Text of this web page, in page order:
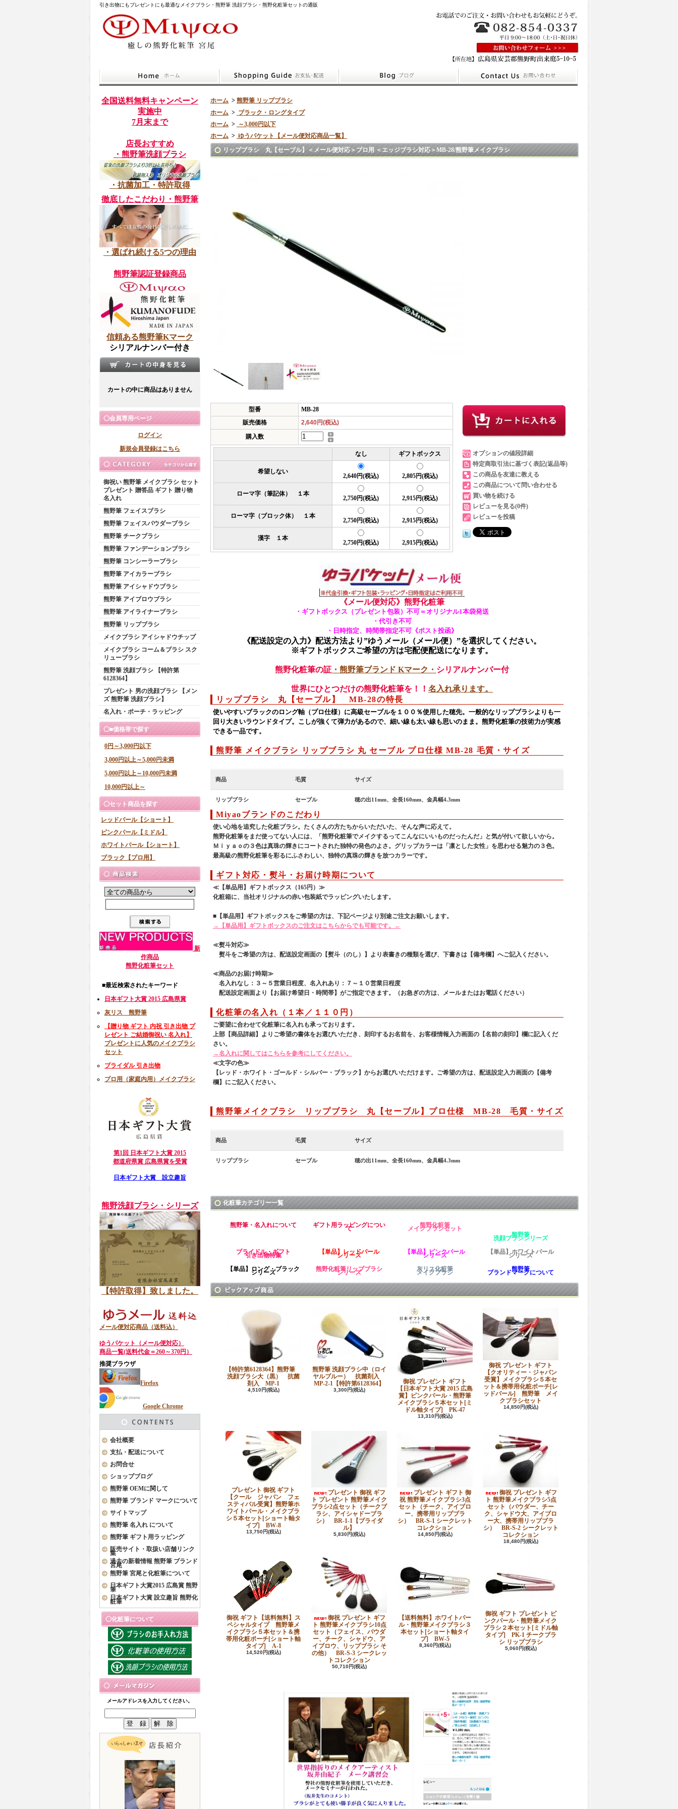
引き出物にもプレゼントにも最適なメイクブラシ・熊野筆 洗顔ブラシ・熊野化粧筆セットの通販
全国送料無料キャンペーン
実施中
7月末まで
店長おすすめ
・熊野筆洗顔ブラシ
・抗菌加工・特許取得
徹底したこだわり・熊野筆
・選ばれ続ける5つの理由
熊野筆認証登録商品
信頼ある熊野筆Kマーク
シリアルナンバー付き
カートの中に商品はありません
会員専用ページ
ログイン
新規会員登録はこちら
御祝い 熊野筆 メイクブラシ セット
プレゼント 贈答品 ギフト 贈り物
名入れ
熊野筆 フェイスブラシ
熊野筆 フェイスパウダーブラシ
熊野筆 チークブラシ
熊野筆 ファンデーションブラシ
熊野筆 コンシーラーブラシ
熊野筆 アイカラーブラシ
熊野筆 アイシャドウブラシ
熊野筆 アイブロウブラシ
熊野筆 アイライナーブラシ
熊野筆 リップブラシ
メイクブラシ アイシャドウチップ
メイクブラシ コーム＆ブラシ スク
リューブラシ
熊野筆 洗顔ブラシ 【特許第
6128364】
プレゼント 男の洗顔ブラシ 【メン
ズ 熊野筆 洗顔ブラシ】
名入れ・ポーチ・ラッピング
■価格帯で探す
0円～3,000円以下
3,000円以上～5,000円未満
5,000円以上～10,000円未満
10,000円以上～
セット商品を探す
レッドパール【ショート】
ピンクパール【ミドル】
ホワイトパール【ショート】
ブラック【プロ用】
新
作商品
熊野化粧筆セット
■最近検索されたキーワード
日本ギフト大賞 2015 広島県賞
灰リス 熊野筆
【贈り物 ギフト 内祝 引き出物 プ
レゼント ご結婚御祝い 名入れ】
プレゼントに人気のメイクブラシ
セット
ブライダル 引き出物
プロ用（家庭内用）メイクブラシ
第1回 日本ギフト大賞 2015
都道府県賞 広島県賞を受賞
日本ギフト大賞 設立趣旨
熊野洗顔ブラシ・シリーズ
【特許取得】致しました。
メール便対応商品（送料込）
ゆうパケット（メール便対応）
商品一覧(送料代金＝260～370円）
推奨ブラウザ
Firefox
Google Chrome
会社概要
支払・配送について
お問合せ
ショップブログ
熊野筆 OEMに関して
熊野筆 ブランド マークについて
サイトマップ
熊野筆 名入れ について
熊野筆 ギフト用ラッピング
販売サイト・取扱い店舗リンク
集
過去の新着情報 熊野筆 ブランド
宮尾
熊野筆 宮尾と化粧筆について
日本ギフト大賞2015 広島賞 熊野
筆
日本ギフト大賞 設立趣旨 熊野化
粧筆
化粧筆について
メールアドレスを入力してください。
ホーム > 熊野筆 リップブラシ
ホーム > ブラック・ロングタイプ
ホーム > ～3,000円以下
ホーム > ゆうパケット【メール便対応商品一覧】
リップブラシ 丸【セーブル】＜メール便対応＞プロ用 ＜エッジブラシ対応＞MB-28/熊野筆メイクブラシ
型番
MB-28
販売価格
2,640円(税込)
購入数
なし ギフトボックス
希望しない
2,640円(税込) 2,805円(税込)
ローマ字（筆記体） １本
2,750円(税込) 2,915円(税込)
ローマ字（ブロック体） １本
2,750円(税込) 2,915円(税込)
漢字 １本
2,750円(税込) 2,915円(税込)
オプションの値段詳細
特定商取引法に基づく表記(返品等)
この商品を友達に教える
この商品について問い合わせる
買い物を続ける
レビューを見る(0件)
レビューを投稿
《メール便対応》熊野化粧筆
・ギフトボックス（プレゼント包装）不可＝オリジナル1本袋発送
・代引き不可
・日時指定、時間帯指定不可《ポスト投函》
《配送設定の入力》配送方法より”ゆうメール（メール便）”を選択してください。
※ギフトボックスご希望の方は宅配便配送になります。
熊野化粧筆の証 ・熊野筆ブランド Kマーク・ シリアルナンバー付
世界にひとつだけの熊野化粧筆を！！ 名入れ承ります。
リップブラシ 丸【セーブル】 MB-28の特長
使いやすいブラックのロング軸（プロ仕様）に高級セーブルを１００％使用した穂先。一般的なリップブラシよりも一
回り大きいラウンドタイプ。こしが強くて弾力があるので、細い線も太い線も思いのまま。熊野化粧筆の技術力が実感
できる一品です。
熊野筆 メイクブラシ リップブラシ 丸 セーブル プロ仕様 MB-28 毛質・サイズ
商品 毛質 サイズ
リップブラシ セーブル 穂の出11mm、全長160mm、金具幅4.3mm
Miyaoブランドのこだわり
使い心地を追究した化粧ブラシ。たくさんの方たちからいただいた、そんな声に応えて。
熊野化粧筆をまだ使ってない人には、「熊野化粧筆でメイクするってこんなにいいものだったんだ」と気が付いて欲しいから。
Ｍｉｙａｏの３色は真珠の輝きにコートされた独特の発色のよさ。グリップカラーは「凛とした女性」を思わせる魅力の３色。
最高級の熊野化粧筆を彩るにふさわしい、独特の真珠の輝きを放つカラーです。
ギフト対応・熨斗・お届け時期について
≪【単品用】ギフトボックス（165円）≫
化粧箱に、当社オリジナルの赤い包装紙でラッピングいたします。
■【単品用】ギフトボックスをご希望の方は、下記ページより別途ご注文お願いします。
→【単品用】ギフトボックスのご注文はこちらからでも可能です。←
≪熨斗対応≫
熨斗をご希望の方は、配送設定画面の【熨斗（のし）】より表書きの種類を選び、下書きは【備考欄】へご記入ください。
≪商品のお届け時期≫
名入れなし：３～５営業日程度、名入れあり：７～１０営業日程度
配送設定画面より【お届け希望日・時間帯】がご指定できます。（お急ぎの方は、メールまたはお電話ください）
化粧筆の名入れ（１本／１１０円）
ご要望に合わせて化粧筆に名入れも承っております。
上部【商品詳細】よりご希望の書体をお選びいただき、刻印するお名前を、お客様情報入力画面の【名前の刻印】欄に記入くだ
さい。
→名入れに関してはこちらを参考にしてください。
≪文字の色≫
【レッド・ホワイト・ゴールド・シルバー・ブラック】からお選びいただけます。ご希望の方は、配送設定入力画面の【備考
欄】にご記入ください。
熊野筆メイクブラシ リップブラシ 丸【セーブル】プロ仕様 MB-28 毛質・サイズ
商品 毛質 サイズ
リップブラシ セーブル 穂の出11mm、全長160mm、金具幅4.3mm
化粧筆カテゴリー一覧
熊野筆・名入れについて ギフト用ラッピングについ
て 熊野化粧筆
メイクブラシセット
熊野筆
洗顔ブラシシリーズ
ブライドル・ギフト
引き出物特集 【単品】レッドパール
シリーズ 【単品】ピンクパール
シリーズ 【単品】ホワイトパール
シリーズ
【単品】ロング・ブラック
シリーズ 熊野化粧筆リップブラシ
シリーズ 灰リス化粧筆
メイクブラシ 熊野筆
ブランドマークについて
【特許第6128364】熊野筆
洗顔ブラシ大（黒） 抗菌
剤入 MP-1
4,510円(税込)
熊野筆 洗顔ブラシ中（ロイ
ヤルブルー） 抗菌剤入
MP-2-1【特許第6128364】
3,300円(税込)
御祝 プレゼント ギフト
【日本ギフト大賞 2015 広島
賞】ピンクパール・熊野筆
メイクブラシ５本セット[ミ
ドル軸タイプ] PK-47
13,310円(税込)
御祝 プレゼント ギフト
【クオリティー・ジャパン
受賞】メイクブラシ５本セ
ット＆携帯用化粧ポーチ[レ
ッドパール] 熊野筆 メイ
クブラシセット
14,850円(税込)
プレゼント 御祝 ギフト
【クール ジャパン フェ
スティバル受賞】熊野筆ホ
ワイトパール・メイクブラ
シ５本セット[ショート軸タ
イプ] BW-8
13,750円(税込)
プレゼント 御祝 ギフ
ト プレゼント 熊野筆メイク
ブラシ2点セット（チークブ
ラシ、アイシャドーブラ
シ） BR-1-1【ブライダ
ル】
5,830円(税込)
プレゼント ギフト 御
祝 熊野筆メイクブラシ3点
セット（チーク、アイブロ
ー、携帯用リップブラ
シ） BR-S-1 シークレット
コレクション
14,850円(税込)
御祝 プレゼント ギフ
ト 熊野筆メイクブラシ5点
セット（パウダー、チー
ク、シャドウ大、アイブロ
ー大、携帯用リップブラ
シ） BR-S-2 シークレット
コレクション
18,480円(税込)
御祝 ギフト【送料無料】ス
ペシャルタイプ 熊野筆メ
イクブラシ５本セット＆携
帯用化粧ポーチ[ショート軸
タイプ] A-1
14,520円(税込)
御祝 プレゼント ギフ
ト 熊野筆メイクブラシ10点
セット（フェイス、パウダ
ー、チーク、シャドウ、ア
イブロウ、リップブラシ そ
の他） BR-S-3 シークレッ
トコレクション
50,710円(税込)
【送料無料】ホワイトパー
ル・熊野筆メイクブラシ３
本セット[ショート軸タイ
プ] BW-5
8,360円(税込)
御祝 ギフト プレゼント ピ
ンクパール・熊野筆メイク
ブラシ２本セット[ミドル軸
タイプ] PK-1 チークブラ
シ リップブラシ
5,060円(税込)